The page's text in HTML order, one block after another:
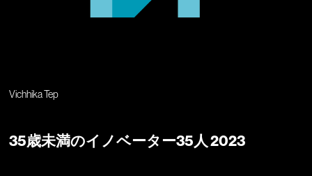
Vichhika Tep
35歳未満のイノベーター35人 2023